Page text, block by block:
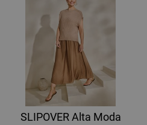
SLIPOVER Alta Moda